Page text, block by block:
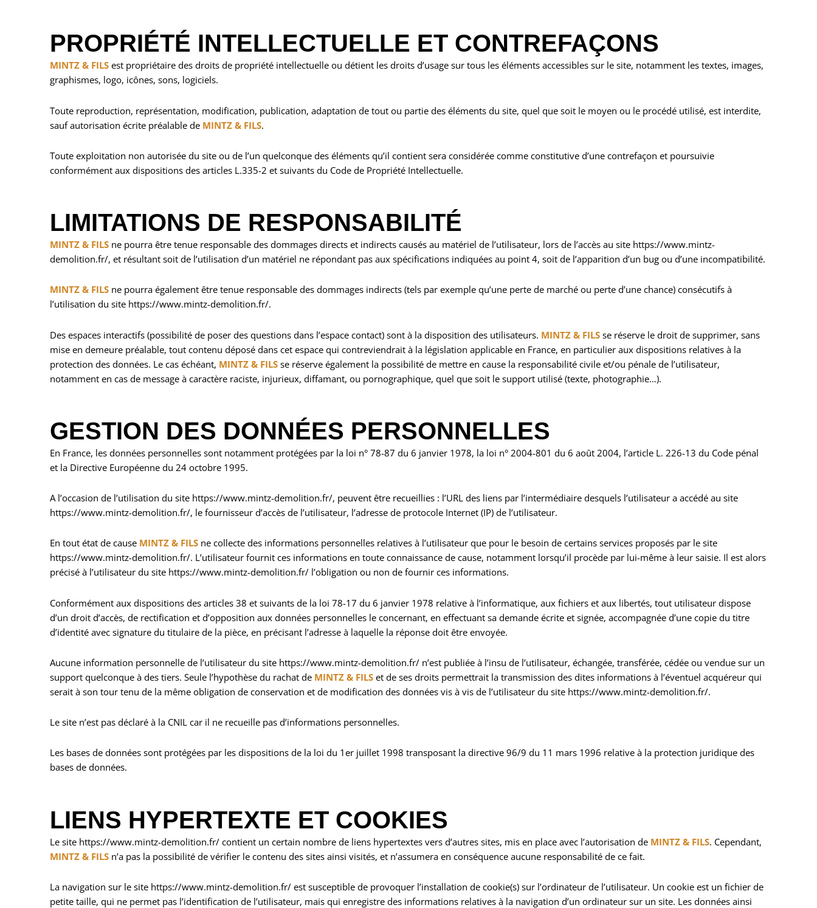
PROPRIÉTÉ INTELLECTUELLE ET CONTREFAÇONS
MINTZ & FILS est propriétaire des droits de propriété intellectuelle ou détient les droits d’usage sur tous les éléments accessibles sur le site, notamment les textes, images,
graphismes, logo, icônes, sons, logiciels.
Toute reproduction, représentation, modification, publication, adaptation de tout ou partie des éléments du site, quel que soit le moyen ou le procédé utilisé, est interdite,
sauf autorisation écrite préalable de MINTZ & FILS.
Toute exploitation non autorisée du site ou de l’un quelconque des éléments qu’il contient sera considérée comme constitutive d’une contrefaçon et poursuivie
conformément aux dispositions des articles L.335-2 et suivants du Code de Propriété Intellectuelle.
LIMITATIONS DE RESPONSABILITÉ
MINTZ & FILS ne pourra être tenue responsable des dommages directs et indirects causés au matériel de l’utilisateur, lors de l’accès au site https://www.mintz-
demolition.fr/, et résultant soit de l’utilisation d’un matériel ne répondant pas aux spécifications indiquées au point 4, soit de l’apparition d’un bug ou d’une incompatibilité.
MINTZ & FILS ne pourra également être tenue responsable des dommages indirects (tels par exemple qu’une perte de marché ou perte d’une chance) consécutifs à
l’utilisation du site https://www.mintz-demolition.fr/.
Des espaces interactifs (possibilité de poser des questions dans l’espace contact) sont à la disposition des utilisateurs. MINTZ & FILS se réserve le droit de supprimer, sans
mise en demeure préalable, tout contenu déposé dans cet espace qui contreviendrait à la législation applicable en France, en particulier aux dispositions relatives à la
protection des données. Le cas échéant, MINTZ & FILS se réserve également la possibilité de mettre en cause la responsabilité civile et/ou pénale de l’utilisateur,
notamment en cas de message à caractère raciste, injurieux, diffamant, ou pornographique, quel que soit le support utilisé (texte, photographie…).
GESTION DES DONNÉES PERSONNELLES
En France, les données personnelles sont notamment protégées par la loi n° 78-87 du 6 janvier 1978, la loi n° 2004-801 du 6 août 2004, l’article L. 226-13 du Code pénal
et la Directive Européenne du 24 octobre 1995.
A l’occasion de l’utilisation du site https://www.mintz-demolition.fr/, peuvent être recueillies : l’URL des liens par l’intermédiaire desquels l’utilisateur a accédé au site
https://www.mintz-demolition.fr/, le fournisseur d’accès de l’utilisateur, l’adresse de protocole Internet (IP) de l’utilisateur.
En tout état de cause MINTZ & FILS ne collecte des informations personnelles relatives à l’utilisateur que pour le besoin de certains services proposés par le site
https://www.mintz-demolition.fr/. L’utilisateur fournit ces informations en toute connaissance de cause, notamment lorsqu’il procède par lui-même à leur saisie. Il est alors
précisé à l’utilisateur du site https://www.mintz-demolition.fr/ l’obligation ou non de fournir ces informations.
Conformément aux dispositions des articles 38 et suivants de la loi 78-17 du 6 janvier 1978 relative à l’informatique, aux fichiers et aux libertés, tout utilisateur dispose
d’un droit d’accès, de rectification et d’opposition aux données personnelles le concernant, en effectuant sa demande écrite et signée, accompagnée d’une copie du titre
d’identité avec signature du titulaire de la pièce, en précisant l’adresse à laquelle la réponse doit être envoyée.
Aucune information personnelle de l’utilisateur du site https://www.mintz-demolition.fr/ n’est publiée à l’insu de l’utilisateur, échangée, transférée, cédée ou vendue sur un
support quelconque à des tiers. Seule l’hypothèse du rachat de MINTZ & FILS et de ses droits permettrait la transmission des dites informations à l’éventuel acquéreur qui
serait à son tour tenu de la même obligation de conservation et de modification des données vis à vis de l’utilisateur du site https://www.mintz-demolition.fr/.
Le site n’est pas déclaré à la CNIL car il ne recueille pas d’informations personnelles.
Les bases de données sont protégées par les dispositions de la loi du 1er juillet 1998 transposant la directive 96/9 du 11 mars 1996 relative à la protection juridique des
bases de données.
LIENS HYPERTEXTE ET COOKIES
Le site https://www.mintz-demolition.fr/ contient un certain nombre de liens hypertextes vers d’autres sites, mis en place avec l’autorisation de MINTZ & FILS. Cependant,
MINTZ & FILS n’a pas la possibilité de vérifier le contenu des sites ainsi visités, et n’assumera en conséquence aucune responsabilité de ce fait.
La navigation sur le site https://www.mintz-demolition.fr/ est susceptible de provoquer l’installation de cookie(s) sur l’ordinateur de l’utilisateur. Un cookie est un fichier de
petite taille, qui ne permet pas l’identification de l’utilisateur, mais qui enregistre des informations relatives à la navigation d’un ordinateur sur un site. Les données ainsi